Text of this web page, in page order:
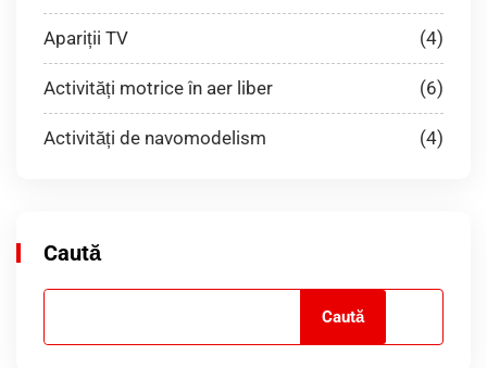
Apariții TV (4)
Activități motrice în aer liber (6)
Activități de navomodelism (4)
Caută
Caută